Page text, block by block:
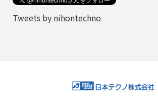
Tweets by nihontechno